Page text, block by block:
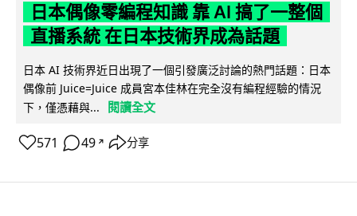
日本偶像零編程知識 靠 AI 搞了一整個
直播系統 在日本技術界成為話題
日本 AI 技術界近日出現了一個引發廣泛討論的熱門話題：日本
偶像前 Juice=Juice 成員宮本佳林在完全沒有編程經驗的情況
下，僅憑藉與...
閱讀全文
571 49 ↗ 分享